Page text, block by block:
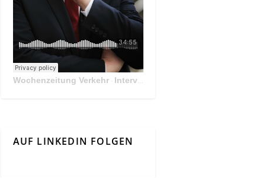
Wochenzeitung Verkehr· Interview Mit Andreas Matthä, CEO der ÖBB Holding
AUF LINKEDIN FOLGEN